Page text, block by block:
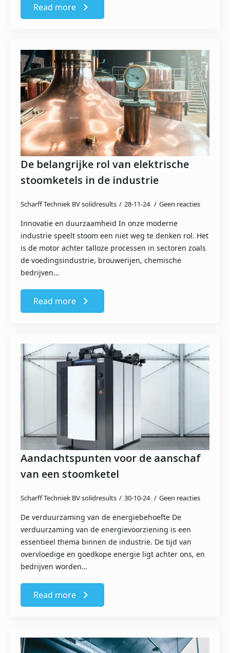
Read more
De belangrijke rol van elektrische
stoomketels in de industrie
Scharff Techniek BV solidresults 28-11-24 Geen reacties
Innovatie en duurzaamheid In onze moderne
industrie speelt stoom een niet weg te denken rol. Het
is de motor achter talloze processen in sectoren zoals
de voedingsindustrie, brouwerijen, chemische
bedrijven…
Read more
Aandachtspunten voor de aanschaf
van een stoomketel
Scharff Techniek BV solidresults 30-10-24 Geen reacties
De verduurzaming van de energiebehoefte De
verduurzaming van de energievoorziening is een
essentieel thema binnen de industrie. De tijd van
overvloedige en goedkope energie ligt achter ons, en
bedrijven worden…
Read more